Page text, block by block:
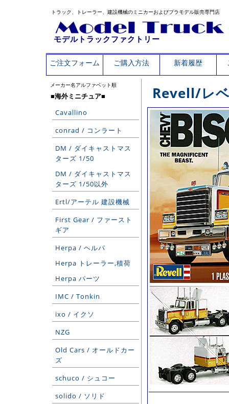
トラック、トレーラー、建設機械のミニカーおよびプラモデル販売専門店
モデルトラックファクトリー
ご注文フォーム ご購入方法 新着履歴
メーカー名アルファベット順
■海外ミニチュア■
Cavallino
conrad / コンラート
DM / ダイキャストマス
ターズ 1/50
DM / ダイキャストマス
ターズ 1/50以外
Ertl/アーテル 建設機械
First Gear / ファースト
ギア
Herpa / ヘルパ
Herpa トレーラー,積荷
Herpa パーツ
IMC / Tonkin
ixo / イクソ
NZG
Old Cars / オールドカー
ズ
schuco / シュコー
solido / ソリド
Revell/レ